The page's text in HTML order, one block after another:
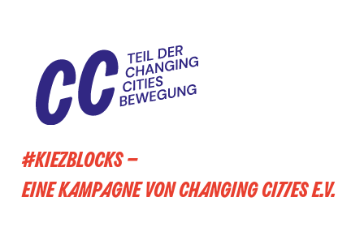
#KIEZBLOCKS –
EINE KAMPAGNE VON CHANGING CITIES E.V.